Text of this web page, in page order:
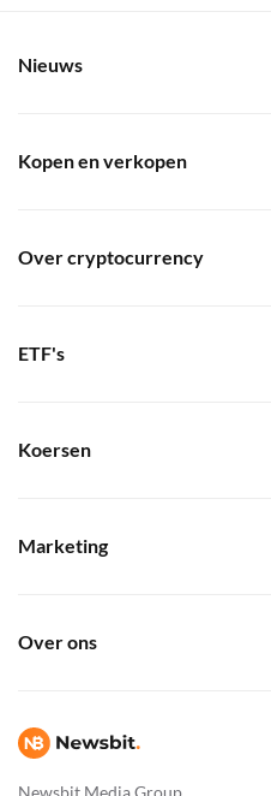
Newsbit Media Group
Nieuws
Kopen en verkopen
Over cryptocurrency
ETF's
Koersen
Marketing
Over ons